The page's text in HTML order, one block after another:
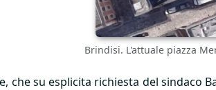
Brindisi. L'attuale piazza
che su esplicita richiesta del sindaco